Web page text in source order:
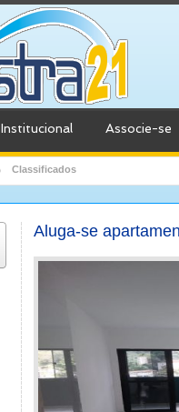
Institucional Associe-se
Classificados
Aluga-se